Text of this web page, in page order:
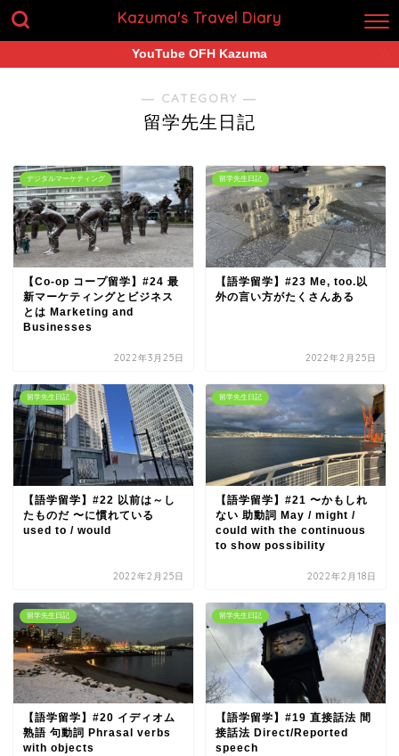
Kazuma's Travel Diary
YouTube OFH Kazuma
― CATEGORY ―
留学先生日記
デジタルマーケティング
【Co-op コープ留学】#24 最
新マーケティングとビジネス
とは Marketing and
Businesses
2022年3月25日
留学先生日記
【語学留学】#23 Me, too.以
外の言い方がたくさんある
2022年2月25日
留学先生日記
【語学留学】#22 以前は～し
たものだ 〜に慣れている
used to / would
2022年2月25日
留学先生日記
【語学留学】#21 〜かもしれ
ない 助動詞 May / might /
could with the continuous
to show possibility
2022年2月18日
留学先生日記
【語学留学】#20 イディオム
熟語 句動詞 Phrasal verbs
with objects
留学先生日記
【語学留学】#19 直接話法 間
接話法 Direct/Reported
speech